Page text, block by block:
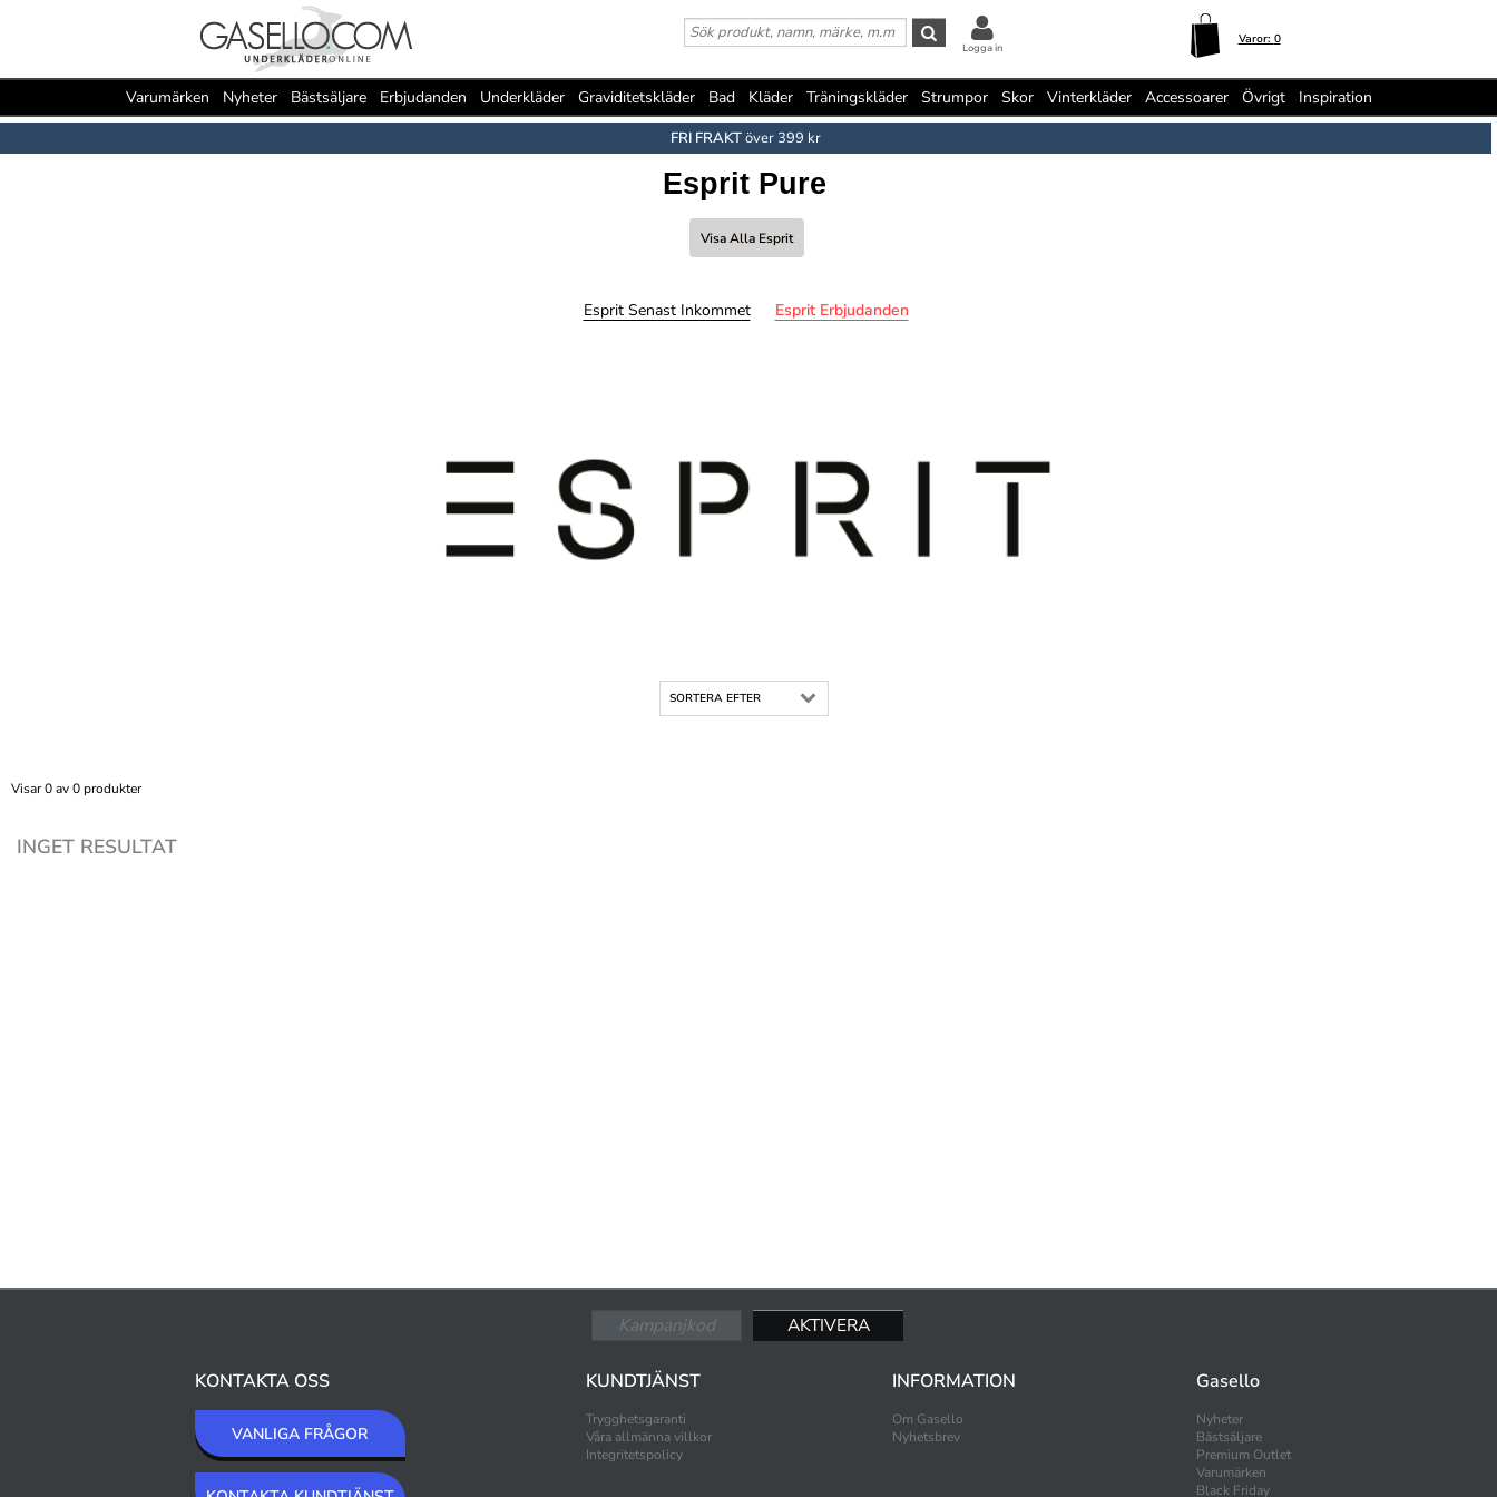
Varor: 0
Logga in
Varumärken Nyheter Bästsäljare Erbjudanden Underkläder Graviditetskläder Bad Kläder Träningskläder Strumpor Skor Vinterkläder Accessoarer Övrigt Inspiration
FRI FRAKTöver 399 kr
Esprit Pure
Visa Alla Esprit
Esprit Senast Inkommet Esprit Erbjudanden
SORTERA EFTER
Visar 0 av 0 produkter
INGET RESULTAT
KONTAKTA OSS
VANLIGA FRÅGOR
KUNDTJÄNST
Trygghetsgaranti
Våra allmänna villkor
Integritetspolicy
INFORMATION
Om Gasello
Nyhetsbrev
Gasello
Nyheter
Bästsäljare
Premium Outlet
Varumärken
Black Friday